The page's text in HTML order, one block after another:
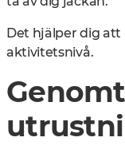
Det hjälper dig
aktivitetsnivå.